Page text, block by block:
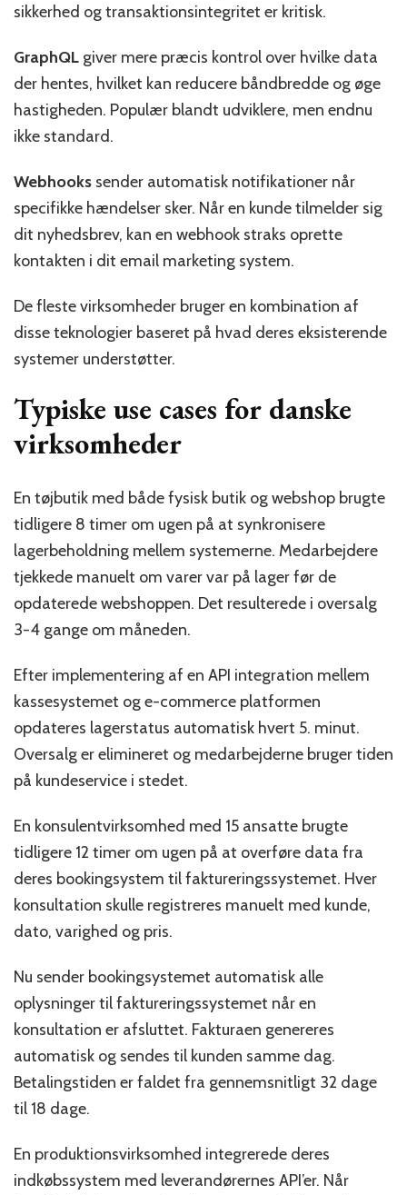
sikkerhed og transaktionsintegritet er kritisk.
GraphQL giver mere præcis kontrol over hvilke data
der hentes, hvilket kan reducere båndbredde og øge
hastigheden. Populær blandt udviklere, men endnu
ikke standard.
Webhooks sender automatisk notifikationer når
specifikke hændelser sker. Når en kunde tilmelder sig
dit nyhedsbrev, kan en webhook straks oprette
kontakten i dit email marketing system.
De fleste virksomheder bruger en kombination af
disse teknologier baseret på hvad deres eksisterende
systemer understøtter.
Typiske use cases for danske
virksomheder
En tøjbutik med både fysisk butik og webshop brugte
tidligere 8 timer om ugen på at synkronisere
lagerbeholdning mellem systemerne. Medarbejdere
tjekkede manuelt om varer var på lager før de
opdaterede webshoppen. Det resulterede i oversalg
3-4 gange om måneden.
Efter implementering af en API integration mellem
kassesystemet og e-commerce platformen
opdateres lagerstatus automatisk hvert 5. minut.
Oversalg er elimineret og medarbejderne bruger tiden
på kundeservice i stedet.
En konsulentvirksomhed med 15 ansatte brugte
tidligere 12 timer om ugen på at overføre data fra
deres bookingsystem til faktureringssystemet. Hver
konsultation skulle registreres manuelt med kunde,
dato, varighed og pris.
Nu sender bookingsystemet automatisk alle
oplysninger til faktureringssystemet når en
konsultation er afsluttet. Fakturaen genereres
automatisk og sendes til kunden samme dag.
Betalingstiden er faldet fra gennemsnitligt 32 dage
til 18 dage.
En produktionsvirksomhed integrerede deres
indkøbssystem med leverandørernes API’er. Når